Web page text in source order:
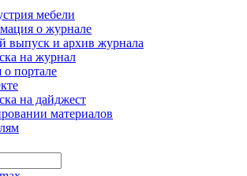
мебели
о журнале
выпуск и архив журнала
на журнал
портале
на дайджест
материалов